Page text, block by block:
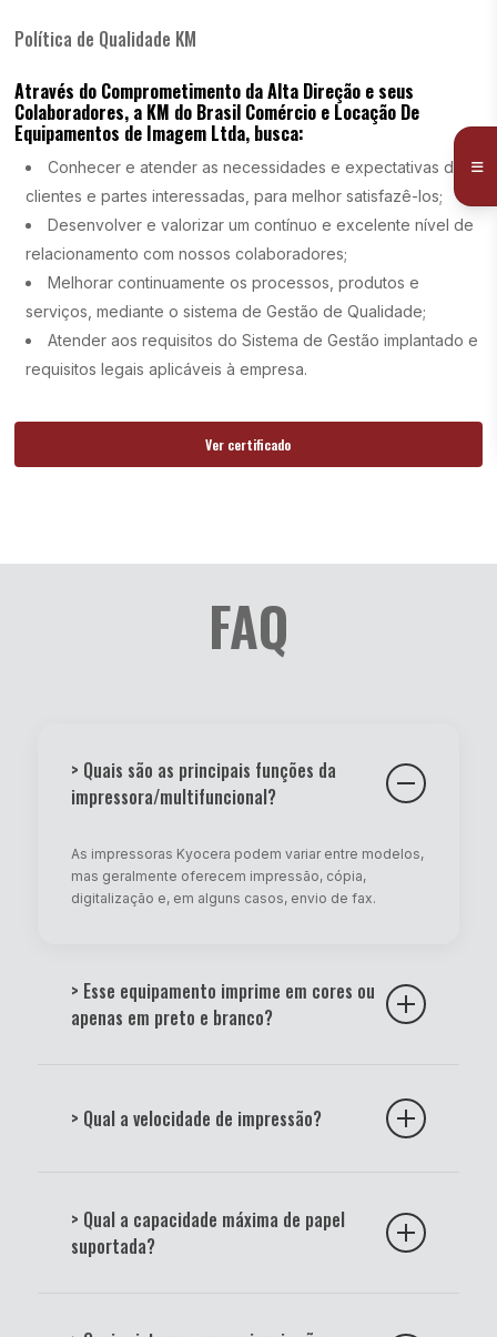
Política de Qualidade KM
Através do Comprometimento da Alta Direção e seus
Colaboradores, a KM do Brasil Comércio e Locação De
Equipamentos de Imagem Ltda, busca:
Conhecer e atender as necessidades e expectativas dos
clientes e partes interessadas, para melhor satisfazê-los;
Desenvolver e valorizar um contínuo e excelente nível de
relacionamento com nossos colaboradores;
Melhorar continuamente os processos, produtos e
serviços, mediante o sistema de Gestão de Qualidade;
Atender aos requisitos do Sistema de Gestão implantado e
requisitos legais aplicáveis à empresa.
Ver certificado
FAQ
> Quais são as principais funções da
impressora/multifuncional?
As impressoras Kyocera podem variar entre modelos,
mas geralmente oferecem impressão, cópia,
digitalização e, em alguns casos, envio de fax.
> Esse equipamento imprime em cores ou
apenas em preto e branco?
modelos coloridos. A descrição técnica do produto
indica essa especificação.
> Qual a velocidade de impressão?
sempre as especificações técnicas do equipamento.
> Qual a capacidade máxima de papel
suportada?